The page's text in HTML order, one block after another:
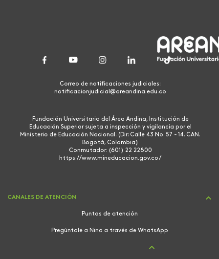
Correo de notificaciones judiciales:
notificacionjudicial@areandina.edu.co
Fundación Universitaria del Área Andina, Institución de
Educación Superior sujeta a inspección y vigilancia por el
Ministerio de Educación Nacional. (Dir: Calle 43 No. 57 - 14. CAN.
Bogotá, Colombia)
Conmutador: (601) 22 22800
https://www.mineducacion.gov.co/
CANALES DE ATENCIÓN
Puntos de atención
Pregúntale a Nina a través de WhatsApp